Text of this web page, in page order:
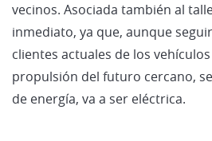
vecinos. Asociada también al
inmediato, ya que, aunque
clientes actuales de los
propulsión del futuro cercano,
de energía, va a ser eléctrica.